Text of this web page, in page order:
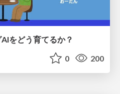
をどう育てるか？
0 200